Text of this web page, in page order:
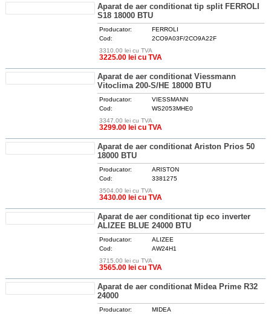
Aparat de aer conditionat tip split FERROLI
S18 18000 BTU
Producator:
FERROLI
Cod:
2CO9A03F/2CO9A22F
3310.00 lei cu TVA
3225.00 lei cu TVA
Aparat de aer conditionat Viessmann
Vitoclima 200-S/HE 18000 BTU
Producator:
VIESSMANN
Cod:
WS2053MHE0
3347.00 lei cu TVA
3299.00 lei cu TVA
Aparat de aer conditionat Ariston Prios 50
18000 BTU
Producator:
ARISTON
Cod:
3381275
3504.00 lei cu TVA
3430.00 lei cu TVA
Aparat de aer conditionat tip eco inverter
ALIZEE BLUE 24000 BTU
Producator:
ALIZEE
Cod:
AW24H1
3715.00 lei cu TVA
3565.00 lei cu TVA
Aparat de aer conditionat Midea Prime R32
24000
Producator:
MIDEA